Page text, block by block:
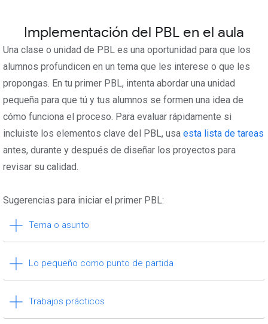
Implementación del PBL en el aula
Una clase o unidad de PBL es una oportunidad para que los
alumnos profundicen en un tema que les interese o que les
propongas. En tu primer PBL, intenta abordar una unidad
pequeña para que tú y tus alumnos se formen una idea de
cómo funciona el proceso. Para evaluar rápidamente si
incluiste los elementos clave del PBL, usa esta lista de tareas
antes, durante y después de diseñar los proyectos para
revisar su calidad.
Sugerencias para iniciar el primer PBL:
Tema o asunto
Lo pequeño como punto de partida
Trabajos prácticos